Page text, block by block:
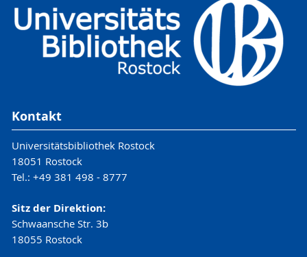
Kontakt
Universitätsbibliothek Rostock
18051 Rostock
Tel.: +49 381 498 - 8777
Sitz der Direktion:
Schwaansche Str. 3b
18055 Rostock